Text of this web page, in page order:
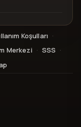
Koşulları ·
Merkezi · SSS ·